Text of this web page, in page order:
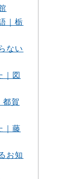
｜栃
ない
｜図
都賀
｜藤
お知